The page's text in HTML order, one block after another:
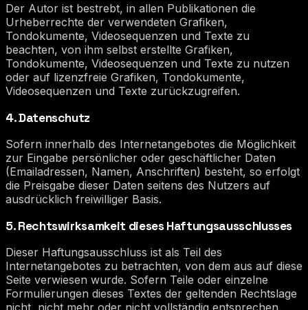
Der Autor ist bestrebt, in allen Publikationen die
Urheberrechte der verwendeten Grafiken,
Tondokumente, Videosequenzen und Texte zu
beachten, von ihm selbst erstellte Grafiken,
Tondokumente, Videosequenzen und Texte zu nutzen
oder auf lizenzfreie Grafiken, Tondokumente,
Videosequenzen und Texte zurückzugreifen.
4. Datenschutz
Sofern innerhalb des Internetangebotes die Möglichkeit
zur Eingabe persönlicher oder geschäftlicher Daten
(Emailadressen, Namen, Anschriften) besteht, so erfolgt
die Preisgabe dieser Daten seitens des Nutzers auf
ausdrücklich freiwilliger Basis.
5. Rechtswirksamkeit dieses Haftungsausschlusses
Dieser Haftungsausschluss ist als Teil des
Internetangebotes zu betrachten, von dem aus auf diese
Seite verwiesen wurde. Sofern Teile oder einzelne
Formulierungen dieses Textes der geltenden Rechtslage